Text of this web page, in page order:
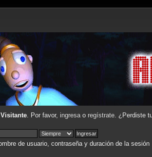
Visitante. Por favor, ingresao regístrate. ¿Perdiste
de usuario, contraseña y duración de la sesión